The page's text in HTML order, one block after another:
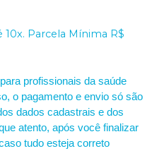
10x. Parcela Mínima R$
profissionais da saúde
o pagamento e envio só são
dados cadastrais e dos
atento, após você finalizar
tudo esteja correto